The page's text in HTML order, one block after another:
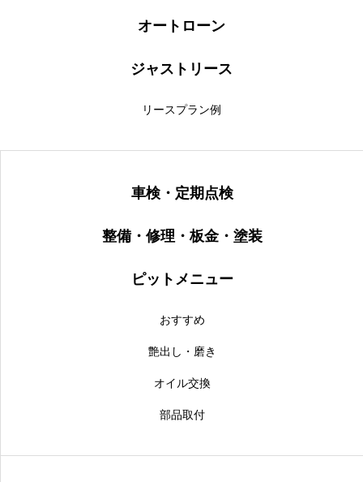
オートローン
ジャストリース
リースプラン例
車検・定期点検
整備・修理・板金・塗装
ピットメニュー
おすすめ
艶出し・磨き
オイル交換
部品取付